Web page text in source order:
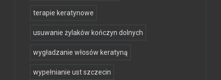
terapie keratynowe
usuwanie żylaków kończyn dolnych
wygładzanie włosów keratyną
wypełnianie ust szczecin